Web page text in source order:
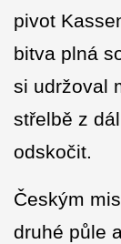
pivot
bitva plná
si udržoval
střelbě z
odskočit.
Českým
druhé půle